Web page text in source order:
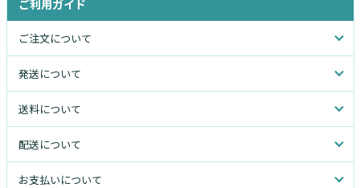
ご利用ガイド
ご注文について
発送について
送料について
配送について
お支払いについて